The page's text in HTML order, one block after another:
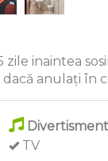
inaintea
anulați în
Divertisment
TV